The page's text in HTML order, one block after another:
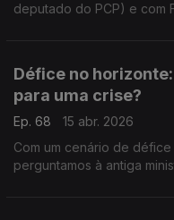
deputado do PCP) e com
Défice no
para uma crise?
Ep. 68
15 abr. 2026
Com um cenário de
perguntamos à antiga